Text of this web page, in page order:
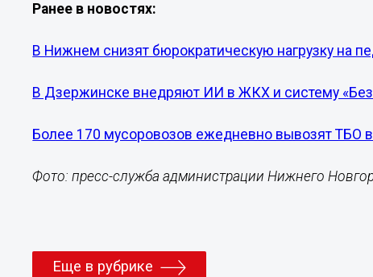
Ранее в новостях:
В Нижнем снизят бюрократическую нагрузку на
В Дзержинске внедряют ИИ в ЖКХ и систему
Более 170 мусоровозов ежедневно вывозят
Фото: пресс-служба администрации Нижнего
Еще в рубрике